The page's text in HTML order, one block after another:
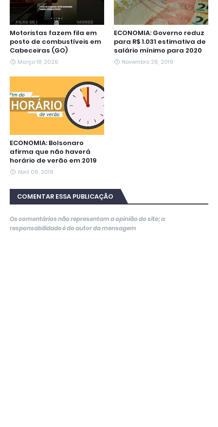
Motoristas fazem fila em
posto de combustíveis em
Cabeceiras (GO)
Março 18, 2026
ECONOMIA: Governo reduz
para R$ 1.031 estimativa de
salário mínimo para 2020
Novembro 26, 2019
ECONOMIA: Bolsonaro
afirma que não haverá
horário de verão em 2019
Abril 06, 2019
COMENTAR ESSA PUBLICAÇÃO
Os comentários não representam a opinião do site; a
responsabilidade é do autor da mensagem